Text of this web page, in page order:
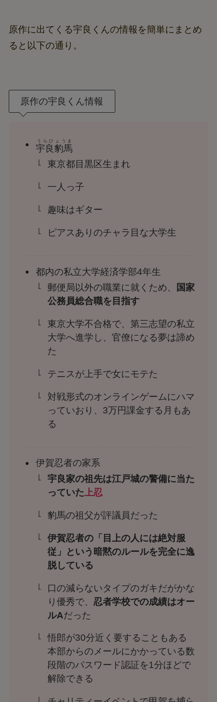
原作に出てくる宇良くんの情報を簡単にまとめ
ると以下の通り。
原作の宇良くん情報
宇良豹馬
うらひょうま
東京都目黒区生まれ
一人っ子
趣味はギター
ピアスありのチャラ目な大学生
都内の私立大学経済学部4年生
郵便局以外の職業に就くため、
国家
公務員総合職を目指す
東京大学不合格で、第三志望の私立
大学へ進学し、官僚になる夢は諦め
た
テニスが上手で女にモテた
対戦形式のオンラインゲームにハマ
っていおり、3万円課金する月もあ
る
伊賀忍者の家系
宇良家の祖先は江戸城の警備に当た
っていた 上忍
豹馬の祖父が評議員だった
伊賀忍者の「目上の人には絶対服
従」という暗黙のルールを完全に逸
脱している
口の減らないタイプのガキだがかな
り優秀で、 忍者学校での成績はオー
ルAだった
悟郎が30分近く要することもある
本部からのメールにかかっている数
段階のパスワード認証を1分ほどで
解除できる